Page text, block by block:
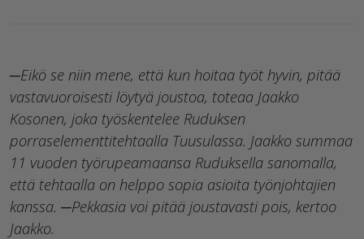
─Eikö se niin mene, että kun hoitaa työt hyvin, pitää
vastavuoroisesti löytyä joustoa, toteaa Jaakko
Kosonen, joka työskentelee Ruduksen
porraselementtitehtaalla Tuusulassa. Jaakko summaa
11 vuoden työrupeamaansa Ruduksella sanomalla,
että tehtaalla on helppo sopia asioita työnjohtajien
kanssa. ─Pekkasia voi pitää joustavasti pois, kertoo
Jaakko.